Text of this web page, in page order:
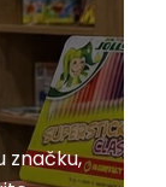
značku,